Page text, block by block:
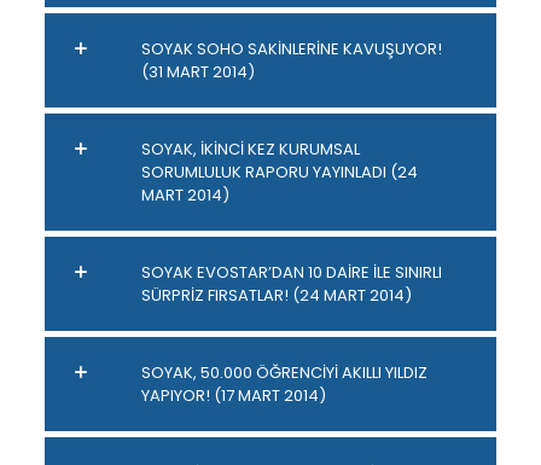
SOYAK SOHO SAKİNLERİNE KAVUŞUYOR!
(31 MART 2014)
SOYAK, İKİNCİ KEZ KURUMSAL
SORUMLULUK RAPORU YAYINLADI (24
MART 2014)
SOYAK EVOSTAR’DAN 10 DAİRE İLE SINIRLI
SÜRPRİZ FIRSATLAR! (24 MART 2014)
SOYAK, 50.000 ÖĞRENCİYİ AKILLI YILDIZ
YAPIYOR! (17 MART 2014)